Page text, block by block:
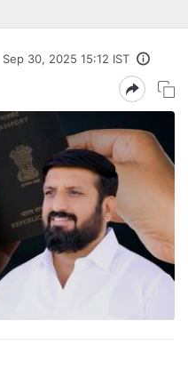
Sep 30, 2025 15:12 IST